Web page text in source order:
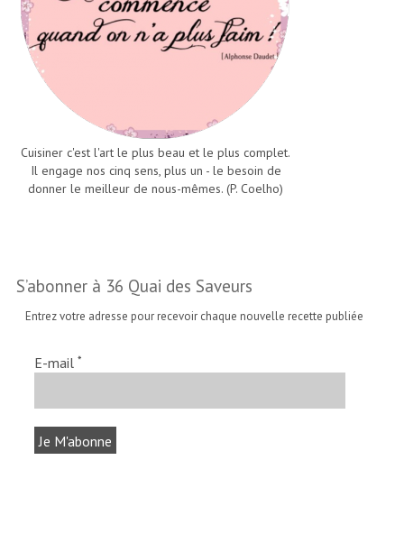
Cuisiner c'est l'art le plus beau et le plus complet.
Il engage nos cinq sens, plus un - le besoin de
donner le meilleur de nous-mêmes. (P. Coelho)
S’abonner à 36 Quai des Saveurs
Entrez votre adresse pour recevoir chaque nouvelle recette publiée
E-mail *